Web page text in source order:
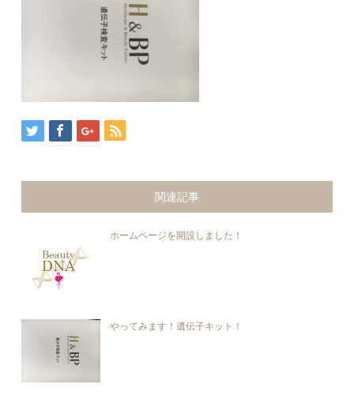
関連記事
ホームページを開設しました！
やってみます！遺伝子キット！